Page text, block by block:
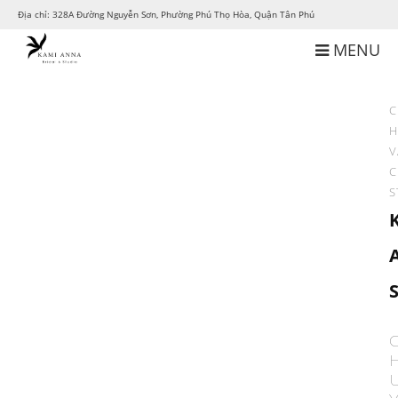
Địa chỉ: 328A Đường Nguyễn Sơn, Phường Phú Thọ Hòa, Quận Tân Phú
MENU